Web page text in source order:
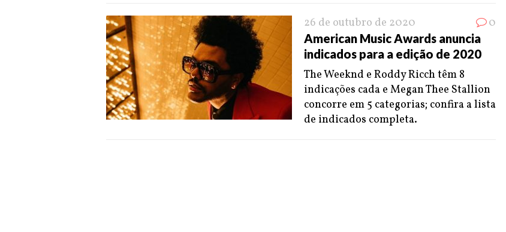
26 de outubro de 2020 0
American Music Awards anuncia
indicados para a edição de 2020
The Weeknd e Roddy Ricch têm 8
indicações cada e Megan Thee Stallion
concorre em 5 categorias; confira a lista
de indicados completa.